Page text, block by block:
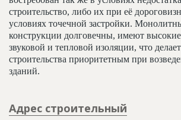
строительство, либо их при её
условиях точечной застройки.
конструкции долговечны, имеют высокие
звуковой и тепловой изоляции, что
строительства приоритетным при
зданий.
Адрес строительный